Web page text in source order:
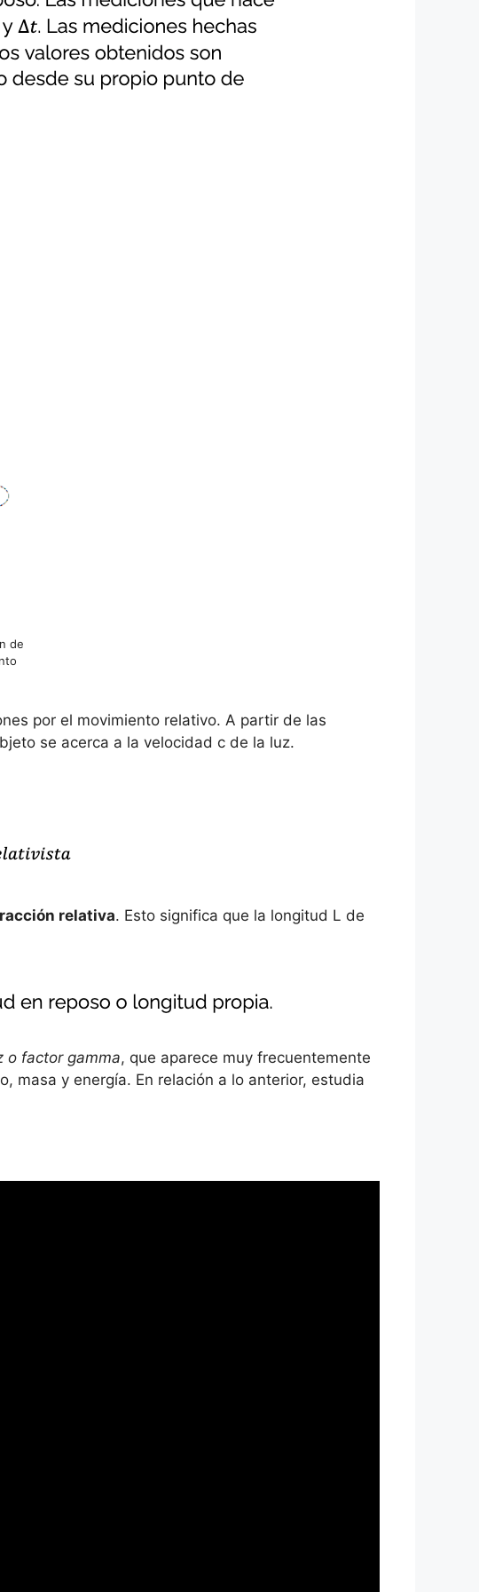
de
por el movimiento relativo. A partir de las
se acerca a la velocidad c de la luz.
relativa. Esto significa que la longitud L de
o factor gamma, que aparece muy frecuentemente
masa y energía. En relación a lo anterior, estudia